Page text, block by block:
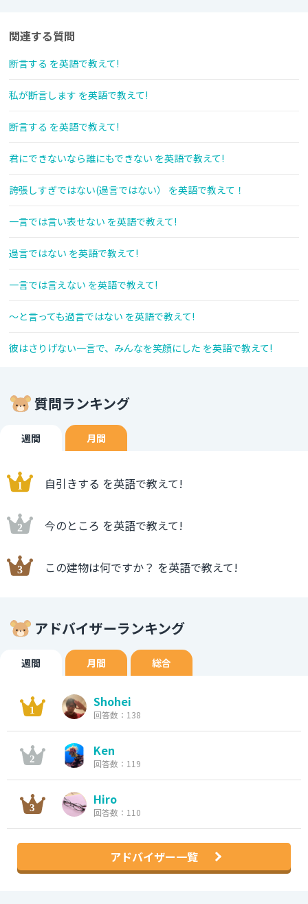
関連する質問
断言する を英語で教えて!
私が断言します を英語で教えて!
断言する を英語で教えて!
君にできないなら誰にもできない を英語で教えて!
誇張しすぎではない(過言ではない） を英語で教えて！
一言では言い表せない を英語で教えて!
過言ではない を英語で教えて!
一言では言えない を英語で教えて!
～と言っても過言ではない を英語で教えて!
彼はさりげない一言で、みんなを笑顔にした を英語で教えて!
質問ランキング
週間 月間
自引きする を英語で教えて!
今のところ を英語で教えて!
この建物は何ですか？ を英語で教えて!
アドバイザーランキング
週間 月間 総合
Shohei
回答数：138
Ken
回答数：119
Hiro
回答数：110
アドバイザー一覧